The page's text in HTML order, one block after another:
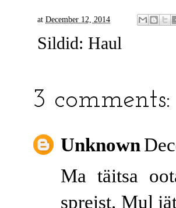
at December 12, 2014
Sildid: Haul
3 comments:
Unknown
Ma täitsa
spreist. Mul